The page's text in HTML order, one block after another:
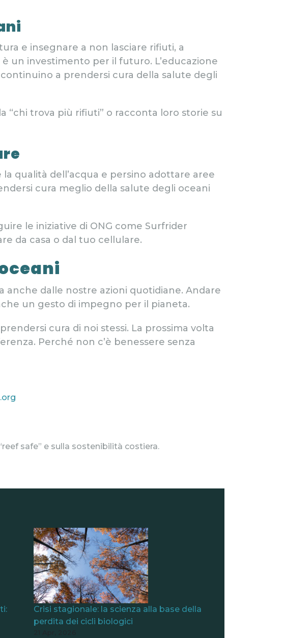
e insegnare a non lasciare rifiuti, a
un investimento per il futuro. L’educazione
a prendersi cura della salute degli
trova più rifiuti” o racconta loro storie su
qualità dell’acqua e persino adottare aree
cura meglio della salute degli oceani
le iniziative di ONG come Surfrider
da casa o dal tuo cellulare.
anche dalle nostre azioni quotidiane. Andare
un gesto di impegno per il pianeta.
cura di noi stessi. La prossima volta
Perché non c’è benessere senza
safe” e sulla sostenibilità costiera.
Crisi stagionale: la scienza alla base della
perdita dei cicli biologici